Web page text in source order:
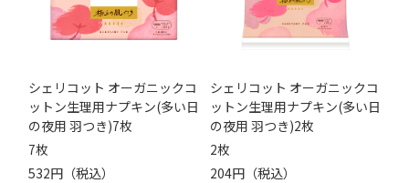
シェリコット オーガニックコ
ットン生理用ナプキン(多い日
の夜用 羽つき)7枚
7枚
532円（税込）
シェリコット オーガニックコ
ットン生理用ナプキン(多い日
の夜用 羽つき)2枚
2枚
204円（税込）